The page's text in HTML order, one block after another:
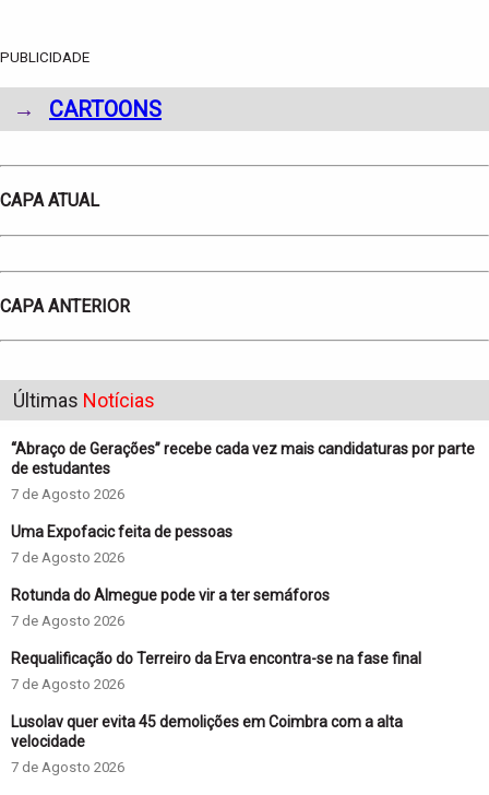
PUBLICIDADE
→ CARTOONS
CAPA ATUAL
CAPA ANTERIOR
Últimas Notícias
“Abraço de Gerações” recebe cada vez mais candidaturas por parte
de estudantes
7 de Agosto 2026
Uma Expofacic feita de pessoas
7 de Agosto 2026
Rotunda do Almegue pode vir a ter semáforos
7 de Agosto 2026
Requalificação do Terreiro da Erva encontra-se na fase final
7 de Agosto 2026
Lusolav quer evita 45 demolições em Coimbra com a alta
velocidade
7 de Agosto 2026